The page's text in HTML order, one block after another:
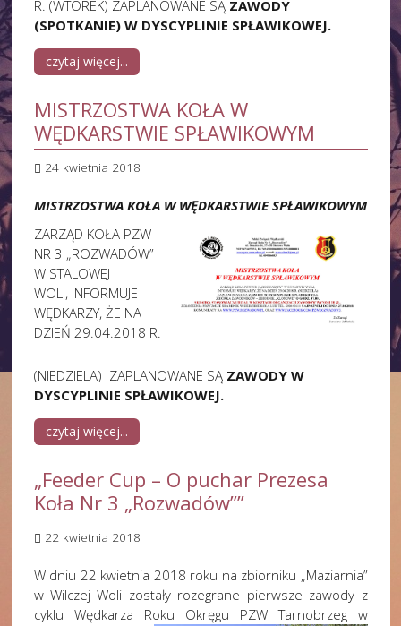
R. (WTOREK) ZAPLANOWANE SĄ ZAWODY
(SPOTKANIE) W DYSCYPLINIE SPŁAWIKOWEJ.
czytaj więcej...
MISTRZOSTWA KOŁA W
WĘDKARSTWIE SPŁAWIKOWYM
24 kwietnia 2018
MISTRZOSTWA KOŁA W WĘDKARSTWIE SPŁAWIKOWYM
ZARZĄD KOŁA PZW
NR 3 „ROZWADÓW”
W STALOWEJ
WOLI, INFORMUJE
WĘDKARZY, ŻE NA
DZIEŃ 29.04.2018 R.
(NIEDZIELA) ZAPLANOWANE SĄ ZAWODY W
DYSCYPLINIE SPŁAWIKOWEJ.
czytaj więcej...
„Feeder Cup – O puchar Prezesa
Koła Nr 3 „Rozwadów””
22 kwietnia 2018
W dniu 22 kwietnia 2018 roku na zbiorniku „Maziarnia”
w Wilczej Woli zostały rozegrane pierwsze zawody z
cyklu Wędkarza Roku Okręgu PZW Tarnobrzeg w